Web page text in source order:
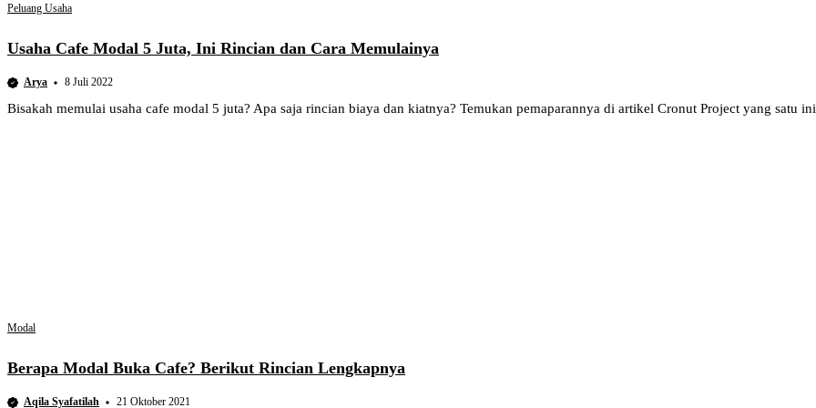
Peluang Usaha
Usaha Cafe Modal 5 Juta, Ini Rincian dan Cara Memulainya
Arya 8 Juli 2022
Bisakah memulai usaha cafe modal 5 juta? Apa saja rincian biaya dan kiatnya? Temukan pemaparannya di artikel Cronut Project yang satu
Modal
Berapa Modal Buka Cafe? Berikut Rincian Lengkapnya
Aqila Syafatilah 21 Oktober 2021